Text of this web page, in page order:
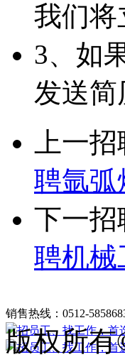
我们将
3、如
发送
上一
聘氩弧
下一招
聘机械
销售热线：0512-
版权所